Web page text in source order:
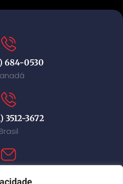
684-0530
3512-3672
Brasil